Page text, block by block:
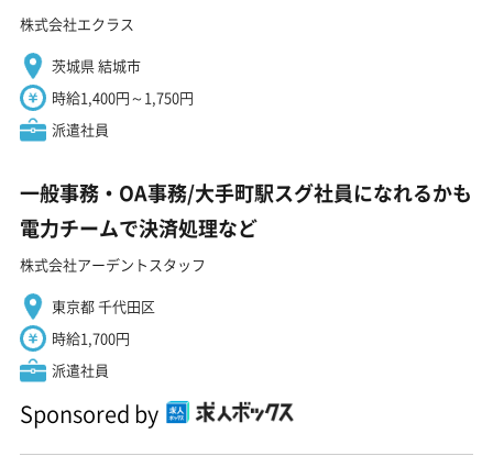
株式会社エクラス
茨城県 結城市
時給1,400円～1,750円
派遣社員
一般事務・OA事務/大手町駅スグ社員になれるかも
電力チームで決済処理など
株式会社アーデントスタッフ
東京都 千代田区
時給1,700円
派遣社員
Sponsored by